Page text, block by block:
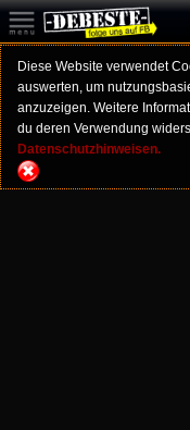
Diese Website verwendet
auswerten, um
anzuzeigen. Weitere
du deren Verwendung
Datenschutzhinweisen.